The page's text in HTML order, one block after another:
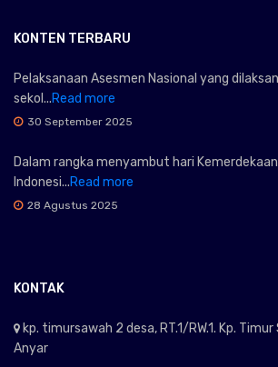
KONTEN TERBARU
Pelaksanaan Asesmen Nasional yang
sekol...Read more
30 September 2025
Dalam rangka menyambut hari
Indonesi...Read more
28 Agustus 2025
KONTAK
kp. timursawah 2 desa, RT.1/RW.1. Kp.
Anyar